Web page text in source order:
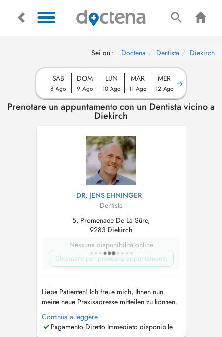
Sei qui: Doctena Dentista Diekirch
SAB
8 Ago
DOM
9 Ago
LUN
10 Ago
MAR
11 Ago
MER
12 Ago
Prenotare un appuntamento con un Dentista vicino a
Diekirch
DR. JENS EHNINGER
Dentista
5, Promenade De La Sûre,
9283 Diekirch
Nessuna disponibilità online
Chiamare per prendere appuntamento
Liebe Patienten! Ich freue mich, Ihnen nun
meine neue Praxisadresse mitteilen zu können.
Ab dem 12.07.2024 werde ich Sie im schönen
Diekirch begrüssen! Die Praxis wird
gemeinsam mit Dr. Georges Biltgen geführt.
Continua a leggere
Pagamento Diretto Immediato disponibile